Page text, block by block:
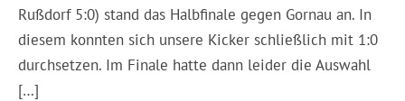
Rußdorf 5:0) stand das Halbfinale gegen Gornau an. In
diesem konnten sich unsere Kicker schließlich mit 1:0
durchsetzen. Im Finale hatte dann leider die Auswahl
[…]